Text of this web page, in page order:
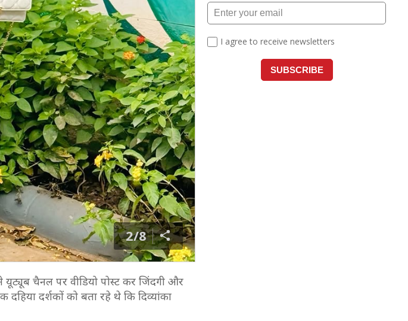
2/8
यूट्यूब चैनल पर वीडियो पोस्ट कर जिंदगी और
दर्शकों को बता रहे थे कि दिव्यांका